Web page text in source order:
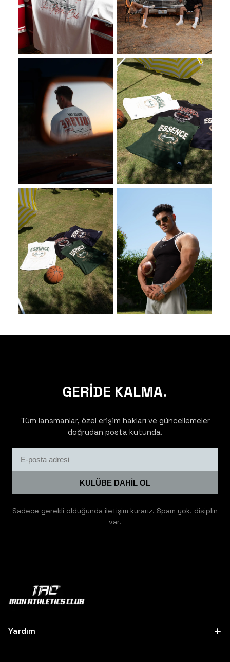
GERİDE KALMA.
Tüm lansmanlar, özel erişim hakları ve güncellemeler
doğrudan posta kutunda.
KULÜBE DAHİL OL
Sadece gerekli olduğunda iletişim kurarız. Spam yok, disiplin
var.
Yardım
Hakkımızda